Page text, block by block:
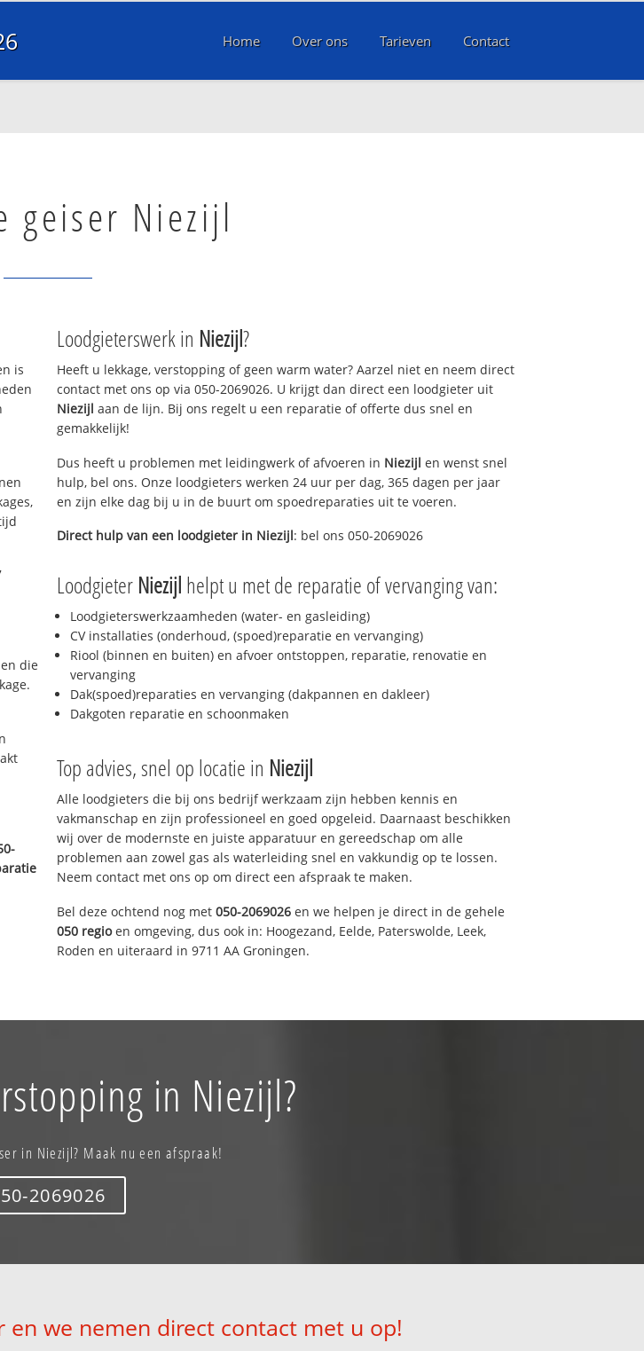
Home Over ons Tarieven Contact
geiser Niezijl
is
die
Loodgieterswerk in Niezijl?
Heeft u lekkage, verstopping of geen warm water? Aarzel niet en neem direct
contact met ons op via 050-2069026. U krijgt dan direct een loodgieter uit
Niezijl aan de lijn. Bij ons regelt u een reparatie of offerte dus snel en
gemakkelijk!
Dus heeft u problemen met leidingwerk of afvoeren in Niezijl en wenst snel
hulp, bel ons. Onze loodgieters werken 24 uur per dag, 365 dagen per jaar
en zijn elke dag bij u in de buurt om spoedreparaties uit te voeren.
Direct hulp van een loodgieter in Niezijl: bel ons 050-2069026
Loodgieter Niezijl helpt u met de reparatie of vervanging van:
Loodgieterswerkzaamheden (water- en gasleiding)
CV installaties (onderhoud, (spoed)reparatie en vervanging)
Riool (binnen en buiten) en afvoer ontstoppen, reparatie, renovatie en
vervanging
Dak(spoed)reparaties en vervanging (dakpannen en dakleer)
Dakgoten reparatie en schoonmaken
Top advies, snel op locatie in Niezijl
Alle loodgieters die bij ons bedrijf werkzaam zijn hebben kennis en
vakmanschap en zijn professioneel en goed opgeleid. Daarnaast beschikken
wij over de modernste en juiste apparatuur en gereedschap om alle
problemen aan zowel gas als waterleiding snel en vakkundig op te lossen.
Neem contact met ons op om direct een afspraak te maken.
Bel deze ochtend nog met 050-2069026 en we helpen je direct in de gehele
050 regioen omgeving, dus ook in: Hoogezand, Eelde, Paterswolde, Leek,
Roden en uiteraard in 9711 AA Groningen.
in Niezijl?
in Niezijl? Maak nu een afspraak!
2069026
en we nemen direct contact met u op!